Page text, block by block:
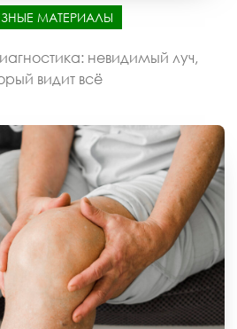
МАТЕРИАЛЫ
невидимый луч,
видит всё